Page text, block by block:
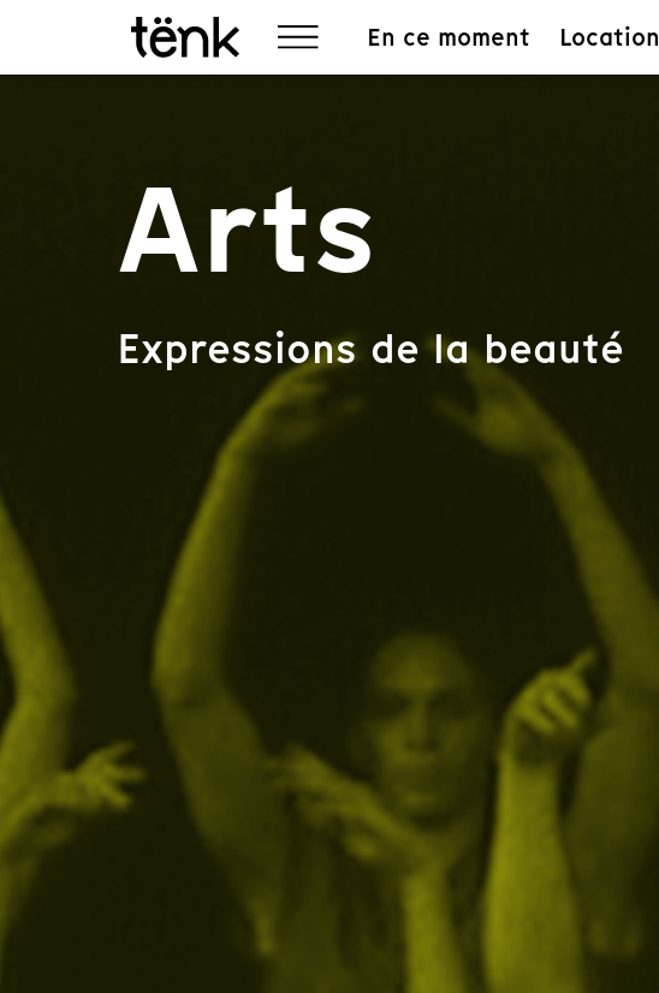
En ce moment Location
Arts
Expressions de la beauté